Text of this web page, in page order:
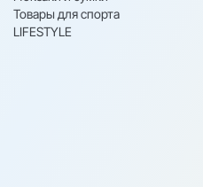
Товары для спорта
LIFESTYLE